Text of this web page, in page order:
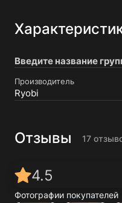
Введите название
Производитель
Ryobi
Отзывы 17
Фотографии покупателей
4.5